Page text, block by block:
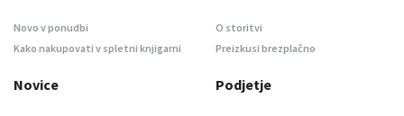
Novo v ponudbi
Kako nakupovati v spletni knjigarni
O storitvi
Preizkusi brezplačno
Novice Podjetje